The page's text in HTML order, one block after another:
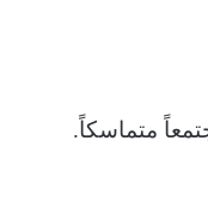
متماسكاً.